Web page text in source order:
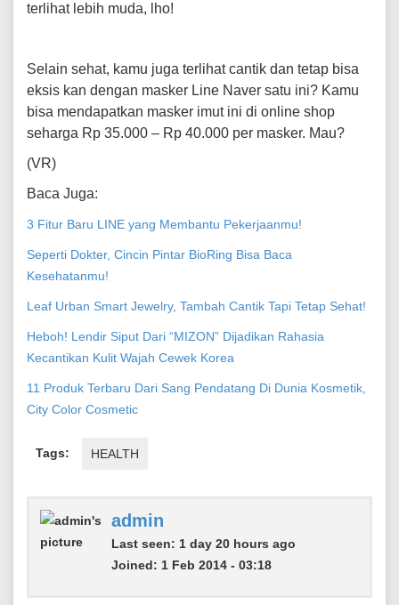
terlihat lebih muda, lho!
Selain sehat, kamu juga terlihat cantik dan tetap bisa
eksis kan dengan masker Line Naver satu ini? Kamu
bisa mendapatkan masker imut ini di online shop
seharga Rp 35.000 – Rp 40.000 per masker. Mau?
(VR)
Baca Juga:
3 Fitur Baru LINE yang Membantu Pekerjaanmu!
Seperti Dokter, Cincin Pintar BioRing Bisa Baca
Kesehatanmu!
Leaf Urban Smart Jewelry, Tambah Cantik Tapi Tetap Sehat!
Heboh! Lendir Siput Dari “MIZON” Dijadikan Rahasia
Kecantikan Kulit Wajah Cewek Korea
11 Produk Terbaru Dari Sang Pendatang Di Dunia Kosmetik,
City Color Cosmetic
Tags: HEALTH
admin
Last seen: 1 day 20 hours ago
Joined: 1 Feb 2014 - 03:18